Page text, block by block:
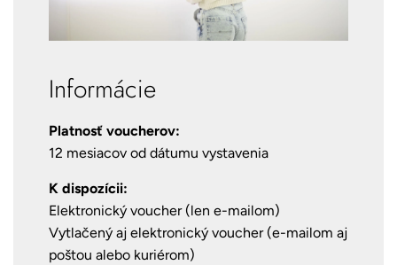
Informácie
Platnosť voucherov:
12 mesiacov od dátumu vystavenia
K dispozícii:
Elektronický voucher (len e-mailom)
Vytlačený aj elektronický voucher (e-mailom aj
poštou alebo kuriérom)